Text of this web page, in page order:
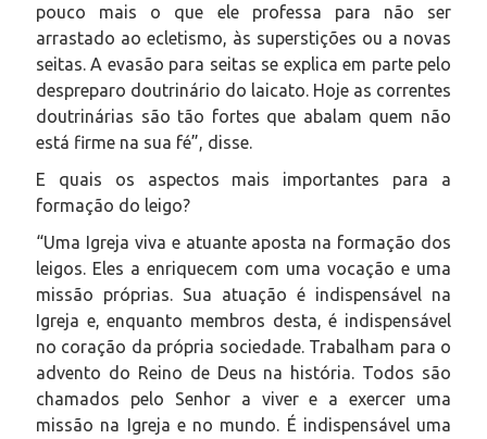
pouco mais o que ele professa para não ser
arrastado ao ecletismo, às superstições ou a novas
seitas. A evasão para seitas se explica em parte pelo
despreparo doutrinário do laicato. Hoje as correntes
doutrinárias são tão fortes que abalam quem não
está firme na sua fé”, disse.
E quais os aspectos mais importantes para a
formação do leigo?
“Uma Igreja viva e atuante aposta na formação dos
leigos. Eles a enriquecem com uma vocação e uma
missão próprias. Sua atuação é indispensável na
Igreja e, enquanto membros desta, é indispensável
no coração da própria sociedade. Trabalham para o
advento do Reino de Deus na história. Todos são
chamados pelo Senhor a viver e a exercer uma
missão na Igreja e no mundo. É indispensável uma